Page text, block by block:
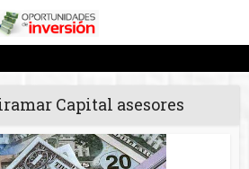
Capital asesores